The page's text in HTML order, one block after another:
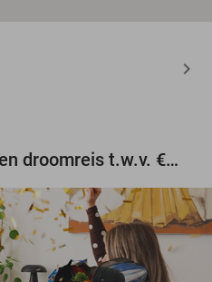
Maak gratis kans op een droomreis t.w.v. €3.000!